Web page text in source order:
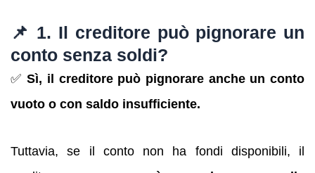
📌 1. Il creditore può pignorare un
conto senza soldi?
✅Sì, il creditore può pignorare anche un conto
vuoto o con saldo insufficiente.
Tuttavia, se il conto non ha fondi disponibili, il